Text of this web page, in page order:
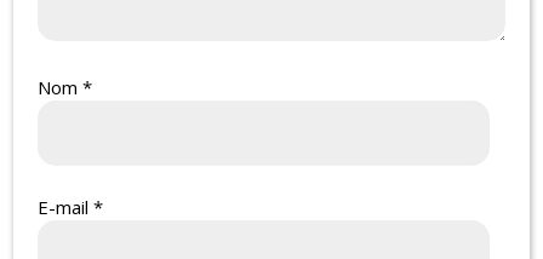
Nom*
E-mail*